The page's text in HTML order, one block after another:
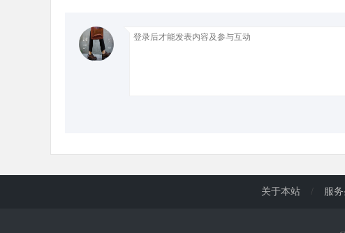
关于本站 / 服